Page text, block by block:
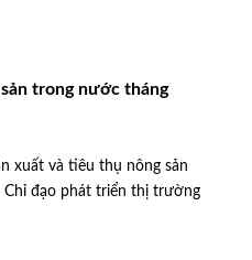
trong nước tháng
xuất và tiêu thụ nông sản
đạo phát triển thị trường